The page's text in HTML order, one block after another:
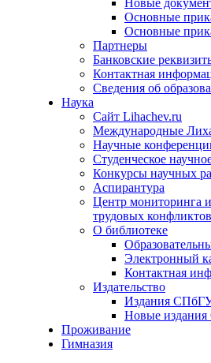
Новые
Основные
Основные
Партнеры
Банковские
Контактная
Сведения об
Наука
Сайт Lihachev.ru
Международные
Научные
Студенческое
Конкурсы научных
Аспирантура
Центр мониторинга
трудовых конфликтов
О библиотеке
Электронный
Контактная
Издательство
Издания
Новые
Проживание
Гимназия